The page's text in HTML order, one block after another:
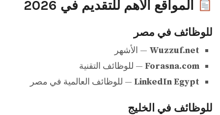
المواقع الأهم للتقديم في 2026
للوظائف في مصر
Wuzzuf.net — الأشهر
Forasna.com — للوظائف التقنية
LinkedIn Egypt — للوظائف العالمية في مصر
للوظائف في الخليج